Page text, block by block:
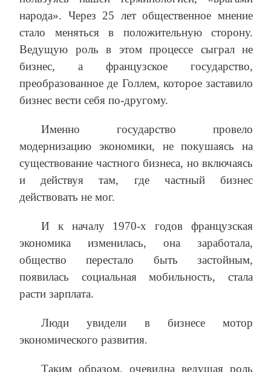
народа». Через 25 лет общественное мнение
стало меняться в положительную сторону.
Ведущую роль в этом процессе сыграл не
бизнес, а французское государство,
преобразованное де Голлем, которое заставило
бизнес вести себя по-другому.
Именно государство провело
модернизацию экономики, не покушаясь на
существование частного бизнеса, но включаясь
и действуя там, где частный бизнес
действовать не мог.
И к началу 1970-х годов французская
экономика изменилась, она заработала,
общество перестало быть застойным,
появилась социальная мобильность, стала
расти зарплата.
Люди увидели в бизнесе мотор
экономического развития.
Таким образом, очевидна ведущая роль